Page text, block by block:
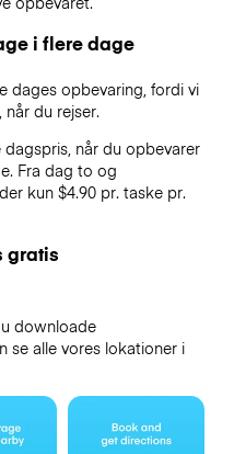
i flere dage
dages opbevaring, fordi vi
du rejser.
når du opbevarer
Fra dag to og
kun $4.90 pr. taske pr.
gratis
downloade
se alle vores lokationer i